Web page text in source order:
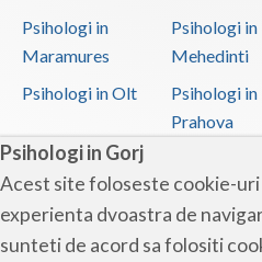
Psihologi in Gorj
Acest site foloseste cookie-
experienta dvoastra de
sunteti de acord sa folositi
Psihologi in
Maramures
Psihologi in
Mehedinti
Psihologi in Olt
Psihologi in
Prahova
Psihologi in Sibiu
Psihologi in
Suceava
Psihologi in Timis
Psihologi in